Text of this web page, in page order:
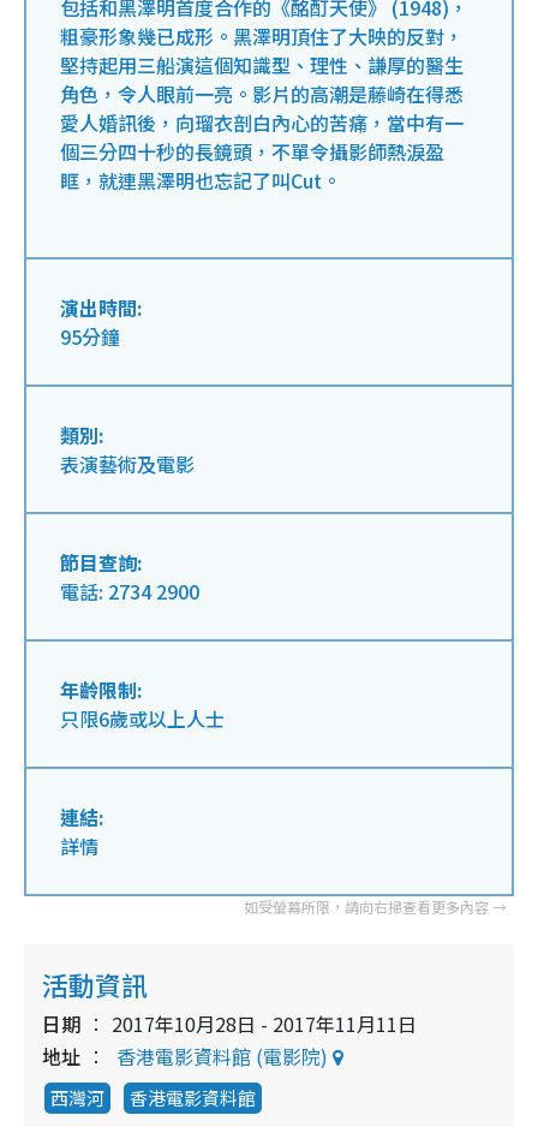
包括和黑澤明首度合作的《酩酊天使》 (1948)，
粗豪形象幾已成形。黑澤明頂住了大映的反對，
堅持起用三船演這個知識型、理性、謙厚的醫生
角色，令人眼前一亮。影片的高潮是藤崎在得悉
愛人婚訊後，向瑠衣剖白內心的苦痛，當中有一
個三分四十秒的長鏡頭，不單令攝影師熱淚盈
眶，就連黑澤明也忘記了叫Cut。
演出時間:
95分鐘
類別:
表演藝術及電影
節目查詢:
電話: 2734 2900
年齡限制:
只限6歲或以上人士
連結:
詳情
活動資訊
日期
2017年10月28日 - 2017年11月11日
地址
香港電影資料館 (電影院)
西灣河 香港電影資料館